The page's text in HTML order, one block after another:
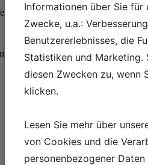
wie Rhaco Grit Schleifpapier für
wenn es mitunserer einzigartigen
Informationen über Sie für
Zwecke, u.a.:
Benutzererlebnisses, die
Statistiken und Marketing.
diesen Zwecken zu, wenn
klicken.
Lesen Sie mehr über
von Cookies und die
personenbezogener